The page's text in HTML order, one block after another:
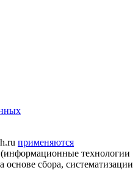
применяются
(информационные технологии
сбора, систематизации